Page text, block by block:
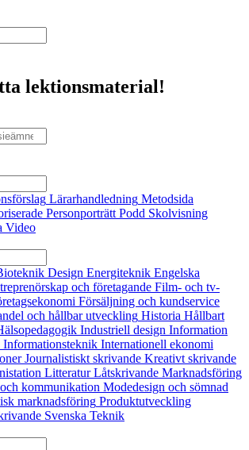
lektionsmaterial!
Lärarhandledning Metodsida
Personporträtt Podd Skolvisning
Video
Design Energiteknik Engelska
och företagande Film- och tv-
Försäljning och kundservice
och hållbar utveckling Historia Hållbart
Industriell design Information
Informationsteknik Internationell ekonomi
Journalistiskt skrivande Kreativt skrivande
Litteratur Låtskrivande Marknadsföring
kommunikation Modedesign och sömnad
marknadsföring Produktutveckling
Svenska Teknik